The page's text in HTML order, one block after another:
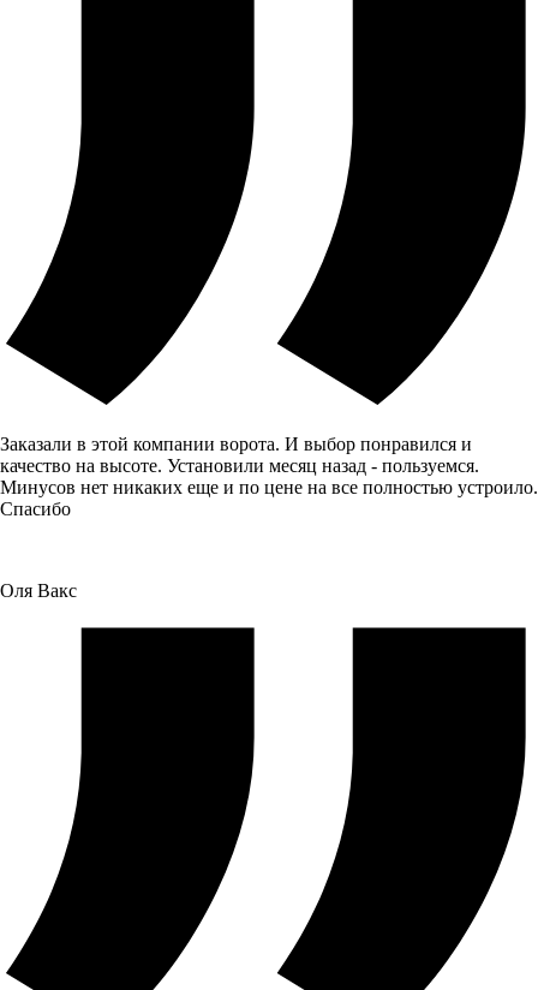
Заказали в этой компании ворота. И выбор понравился и
качество на высоте. Установили месяц назад - пользуемся.
Минусов нет никаких еще и по цене на все полностью устроило.
Спасибо
Оля Вакс